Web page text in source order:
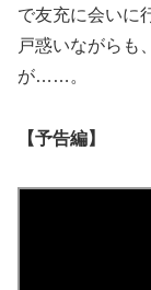
で友充に会いに
戸惑いながらも
が……。
【予告編】